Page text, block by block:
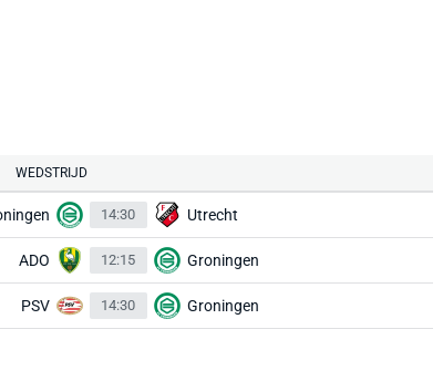
WEDSTRIJD
14:30 Utrecht
ADO 12:15 Groningen
PSV 14:30 Groningen